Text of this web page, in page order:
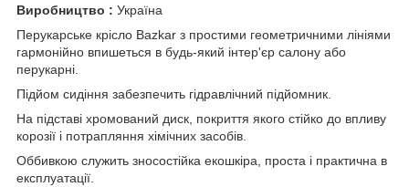
Виробництво : Україна
Перукарське крісло Bazkar з простими геометричними лініями
гармонійно впишеться в будь-який інтер'єр салону або
перукарні.
Підйом сидіння забезпечить гідравлічний підйомник.
На підставі хромований диск, покриття якого стійко до впливу
корозії і потрапляння хімічних засобів.
Оббивкою служить зносостійка екошкіра, проста і практична в
експлуатації.